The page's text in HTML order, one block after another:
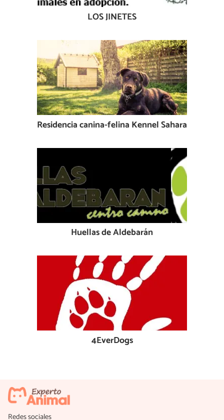
LOS JINETES
Residencia canina-felina Kennel Sahara
Huellas de Aldebarán
4EverDogs
Redes sociales